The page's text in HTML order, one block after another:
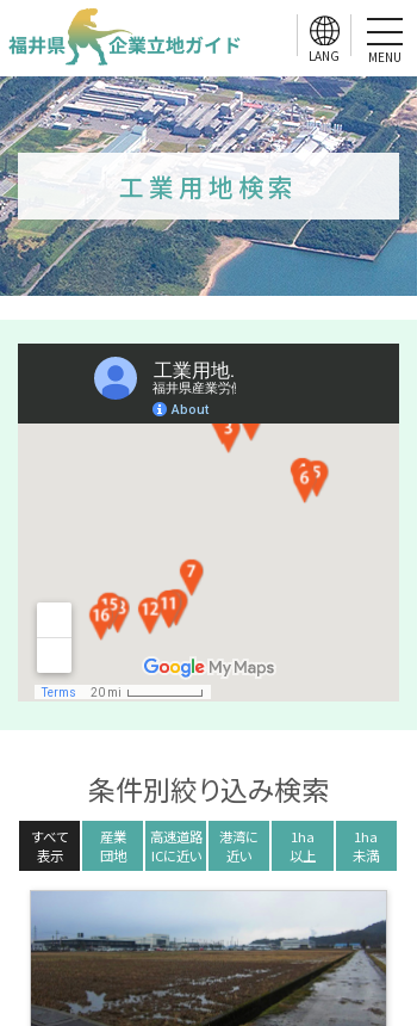
MENU
工業用地検索
条件別絞り込み検索
すべて
表示
産業
団地
高速道路
ICに近い
港湾に
近い
1ha
以上
1ha
未満